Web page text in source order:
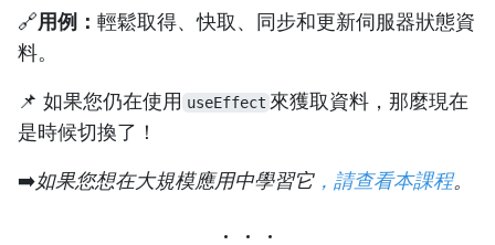
🔗用例： 輕鬆取得、快取、同步和更新伺服器狀態資
料。
📌 如果您仍在使用 useEffect 來獲取資料，那麼現在
是時候切換了！
➡️如果您想在大規模應用中學習它，請查看本課程。